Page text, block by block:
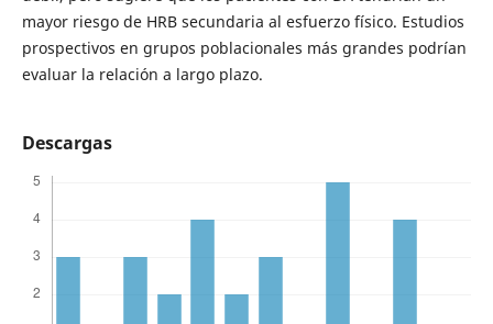
mayor riesgo de HRB secundaria al esfuerzo físico. Estudios
prospectivos en grupos poblacionales más grandes podrían
evaluar la relación a largo plazo.
Descargas